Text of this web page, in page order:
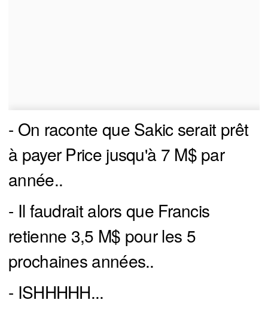
- On raconte que Sakic serait prêt
à payer Price jusqu'à 7 M$ par
année..
- Il faudrait alors que Francis
retienne 3,5 M$ pour les 5
prochaines années..
- ISHHHHH...